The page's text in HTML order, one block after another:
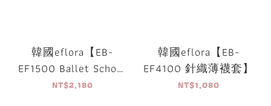
韓國eflora【EB-
EF1500 Ballet School
短版外套】
NT$2,180
韓國eflora【EB-
EF4100 針織薄襪套】
NT$1,080